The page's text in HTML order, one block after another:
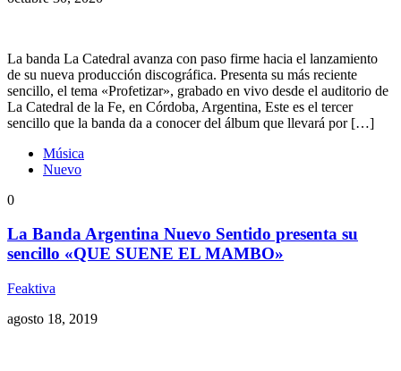
La banda La Catedral avanza con paso firme hacia el lanzamiento
de su nueva producción discográfica. Presenta su más reciente
sencillo, el tema «Profetizar», grabado en vivo desde el auditorio de
La Catedral de la Fe, en Córdoba, Argentina, Este es el tercer
sencillo que la banda da a conocer del álbum que llevará por […]
Música
Nuevo
0
La Banda Argentina Nuevo Sentido presenta su
sencillo «QUE SUENE EL MAMBO»
Feaktiva
agosto 18, 2019